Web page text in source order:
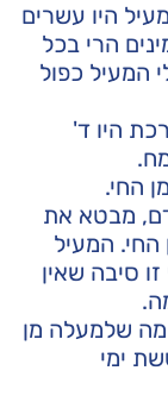
היו עשרים
הרי בכל
המעיל כפול
היו ד'
החי.
מבטא את
החי. המעיל
סיבה שאין
מה שלמעלה מן
ימי